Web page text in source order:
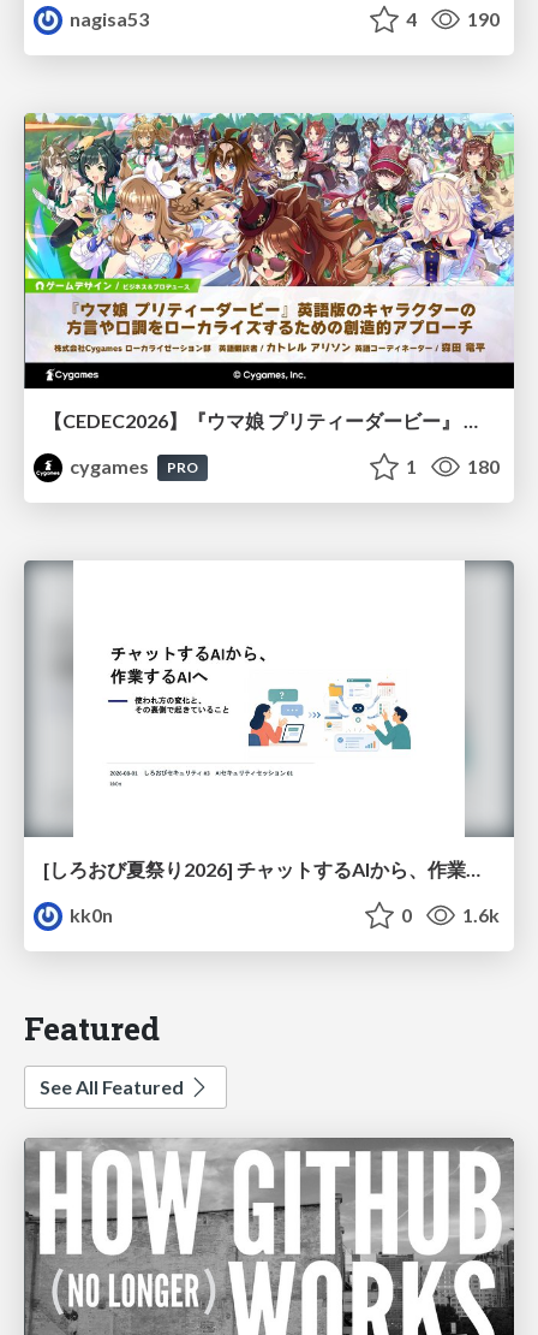
nagisa53
4 190
【CEDEC2026】『ウマ娘 プリティーダービー』 英語版のキャラクターの方言や口調をローカライズするための創造的アプローチ
cygames
PRO 1 180
kk0n
0 1.6k
Featured
See All Featured